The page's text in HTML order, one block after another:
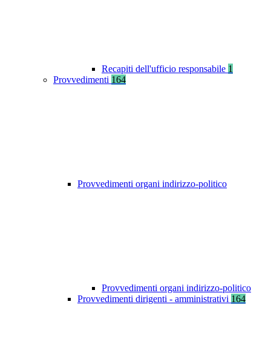
Recapiti dell'ufficio responsabile 1
Provvedimenti 164
Provvedimenti organi indirizzo-politico
Provvedimenti organi indirizzo-politico
Provvedimenti dirigenti - amministrativi 164